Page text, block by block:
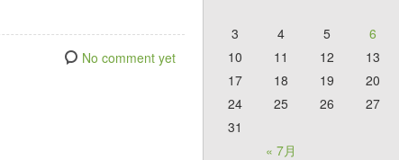
No comment yet
« 7月
3
4 5 6
10
11 12 13
17
18 19 20
24
25 26 27
31